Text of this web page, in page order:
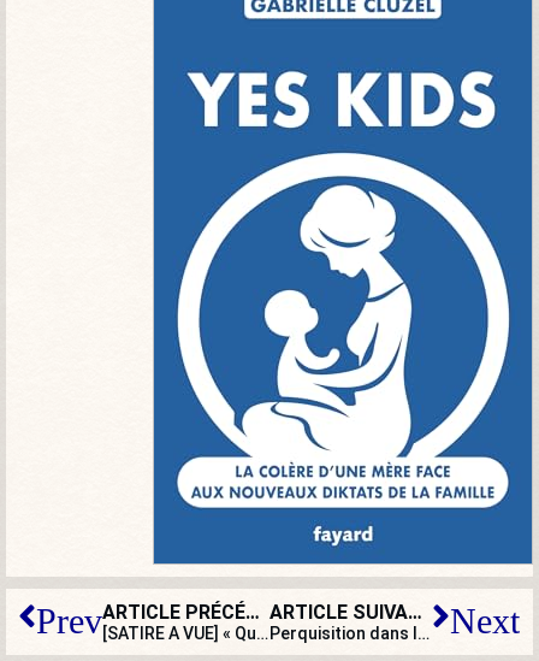
Prev ARTICLE PRÉCÉDENT
[SATIRE A VUE] « Quelle époque » : encore une émission que les Russes n’auront pas !
ARTICLE SUIVANT
Perquisition dans les locaux parisiens de X : le parquet de Paris convoque Elon Musk ! Next